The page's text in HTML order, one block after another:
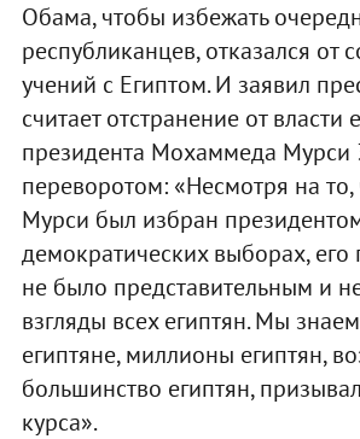
Обама, чтобы избежать
республиканцев, отказался от
учений с Египтом. И заявил
считает отстранение от власти
президента Мохаммеда Мурси
переворотом: «Несмотря на
Мурси был избран
демократических выборах, его
не было представительным и
взгляды всех египтян. Мы
египтяне, миллионы египтян,
большинство египтян,
курса».